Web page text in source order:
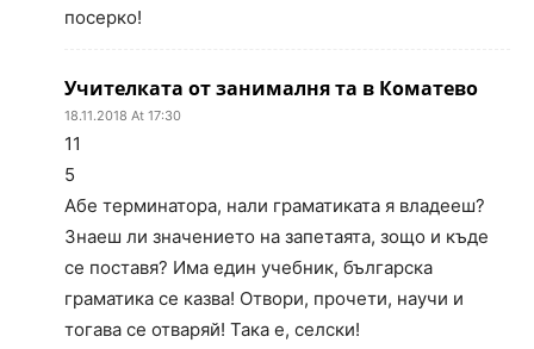
посерко!
Учителката от занималня та в Коматево
18.11.2018 At 17:30
11
5
Абе терминатора, нали граматиката я владееш?
Знаеш ли значението на запетаята, зощо и къде
се поставя? Има един учебник, българска
граматика се казва! Отвори, прочети, научи и
тогава се отваряй! Така е, селски!